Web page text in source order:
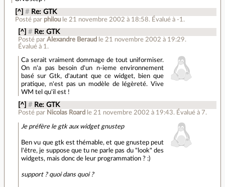
[^] # Re: GTK
Posté par philou le 21 novembre 2002 à 18:58. Évalué à -1 .
[^] # Re: GTK
Posté parAlexandre Beraud le 21 novembre 2002 à 19:29.
Évalué à 1 .
Ca serait vraiment dommage de tout uniformiser.
On n'a pas besoin d'un n-ieme environnement
basé sur Gtk, d'autant que ce widget, bien que
pratique, n'est pas un modèle de légèreté. Vive
WM tel qu'il est !
[^] # Re: GTK
Posté par Nicolas Roard le 21 novembre 2002 à 19:43. Évalué à 7.
Je préfère le gtk aux widget gnustep
Ben vu que gtk est thémable, et que gnustep peut
l'être, je suppose que tu ne parle pas du "look" des
widgets, mais donc de leur programmation ? :)
support ? quoi dans quoi ?